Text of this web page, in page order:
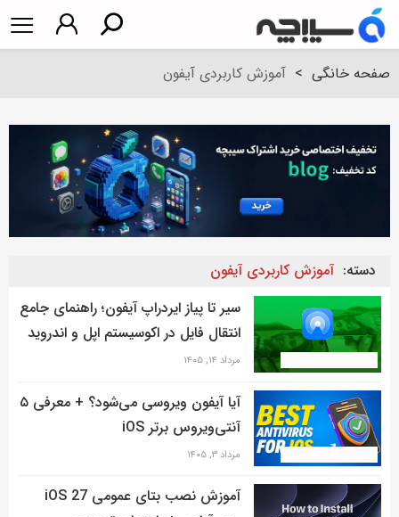
صفحه خانگی > آموزش کاربردی آیفون
دسته: آموزش کاربردی آیفون
سیر تا پیاز ایردراپ آیفون؛ راهنمای جامع
انتقال فایل در اکوسیستم اپل و اندروید
مرداد ۱۴, ۱۴۰۵
آیا آیفون ویروسی می‌شود؟ + معرفی ۵
آنتی‌ویروس برتر iOS
مرداد ۳, ۱۴۰۵
آموزش نصب بتای عمومی iOS 27